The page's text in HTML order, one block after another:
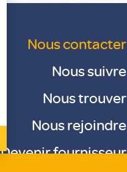
Nous contacter
Nous suivre
Nous trouver
Nous rejoindre
Devenir fournisseur